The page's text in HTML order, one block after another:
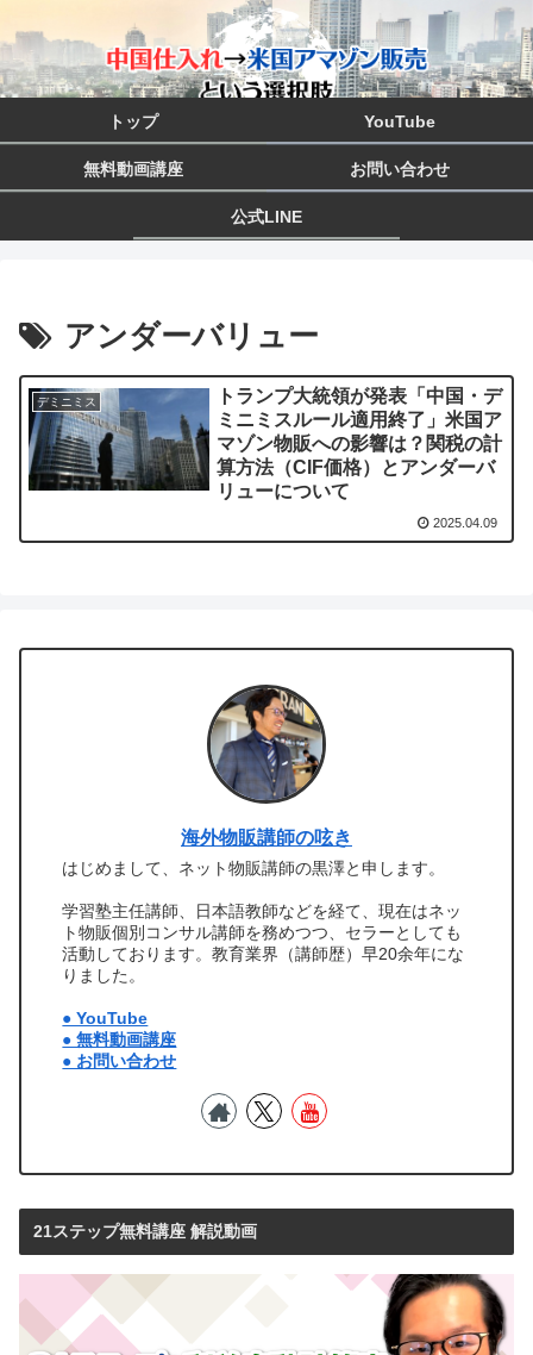
トップ YouTube
無料動画講座 お問い合わせ
公式LINE
アンダーバリュー
デミニミス
トランプ大統領が発表「中国・デ
ミニミスルール適用終了」米国ア
マゾン物販への影響は？関税の計
算方法（CIF価格）とアンダーバ
リューについて
2025.04.09
海外物販講師の呟き
はじめまして、ネット物販講師の黒澤と申します。
学習塾主任講師、日本語教師などを経て、現在はネッ
ト物販個別コンサル講師を務めつつ、セラーとしても
活動しております。教育業界（講師歴）早20余年にな
りました。
● YouTube
● 無料動画講座
● お問い合わせ
21ステップ無料講座 解説動画